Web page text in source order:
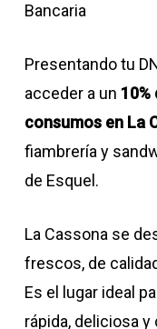
Bancaria
Presentando tu
acceder a un
consumos en La
fiambrería y
de Esquel.
La Cassona se
frescos, de
Es el lugar ideal
rápida, deliciosa